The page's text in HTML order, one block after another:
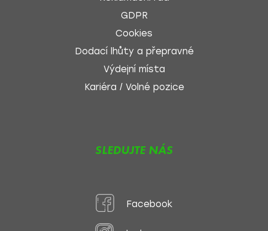
GDPR
Cookies
Dodací lhůty a přepravné
Výdejní místa
Kariéra / Volné pozice
SLEDUJTE NÁS
Facebook